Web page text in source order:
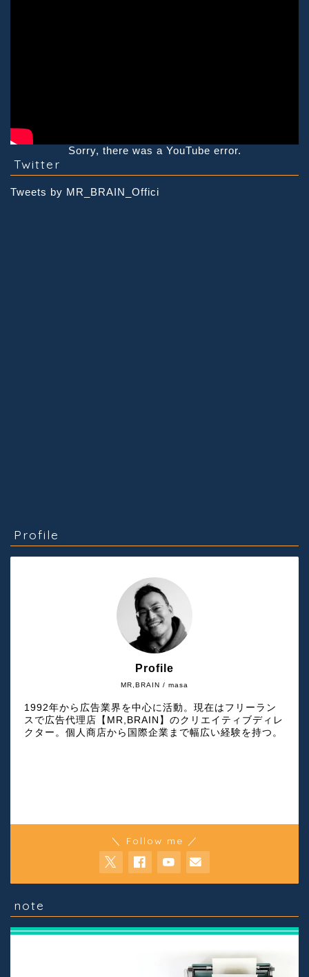
Sorry, there was a YouTube error.
Twitter
Tweets by MR_BRAIN_Offici
Profile
MR,BRAIN / masa
Profile
1992年から広告業界を中心に活動。現在はフリーラン
スで広告代理店【MR,BRAIN】のクリエイティブディレ
クター。個人商店から国際企業まで幅広い経験を持つ。
＼ Follow me ／
note